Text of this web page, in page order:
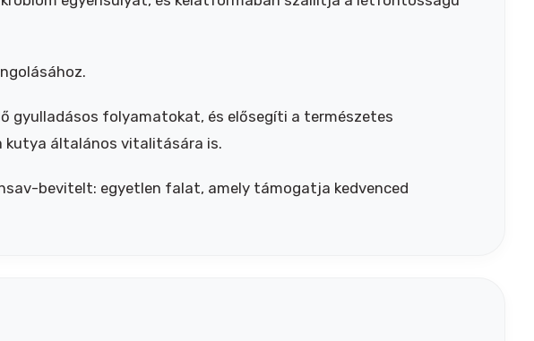
gyulladásos folyamatokat, és elősegíti a természetes
kutya általános vitalitására is.
bevitelt: egyetlen falat, amely támogatja kedvenced